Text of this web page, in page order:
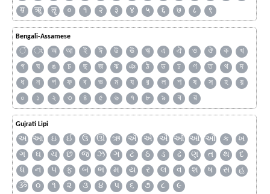
य़
ॠ ॡ ० १ २ ३ ४ ५ ६ ७ ८ ९
Bengali-Assamese
ঁ ং অ আ ই ঈ উ ঊ ঋ এ ঐ ও ঔ ক
খ
গ
ঘ ঙ চ ছ জ ঝ ঞ ঠ ড ঢ ণ ত থ
দ
ধ
ন প ফ ব ভ ম য র ল শ ষ স হ
য়
০
১ ২ ৩ ৪ ৫ ৬ ৭ ৮ ৯ ৰ ৱ
Gujrati Lipi
અ આ ઇ ઈ ઉ ઊ ઋ ઍ એ ઐ ઑ ઓ ઔ ક
ખ
ગ
ઘ ચ છ જ ઝ ઞ ટ ઠ ડ ઢ ણ ત થ
દ
ધ
ન પ ફ બ ભ મ ય ર લ વ શ ષ સ
હ
ૐ
૦ ૧ ૨ ૩ ૪ ૫ ૬ ૭ ૮ ૯